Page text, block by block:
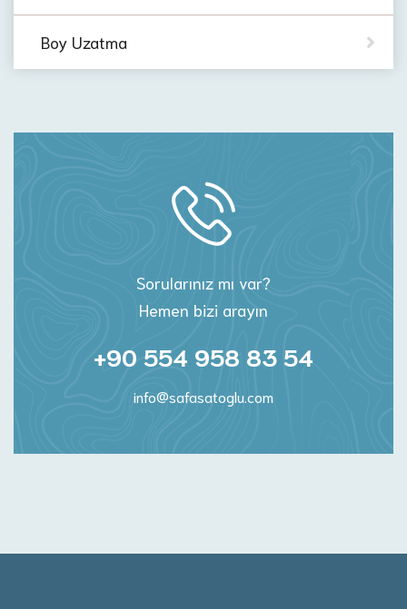
Boy Uzatma
Sorularınız mı var?
Hemen bizi arayın
+90 554 958 83 54
info@safasatoglu.com